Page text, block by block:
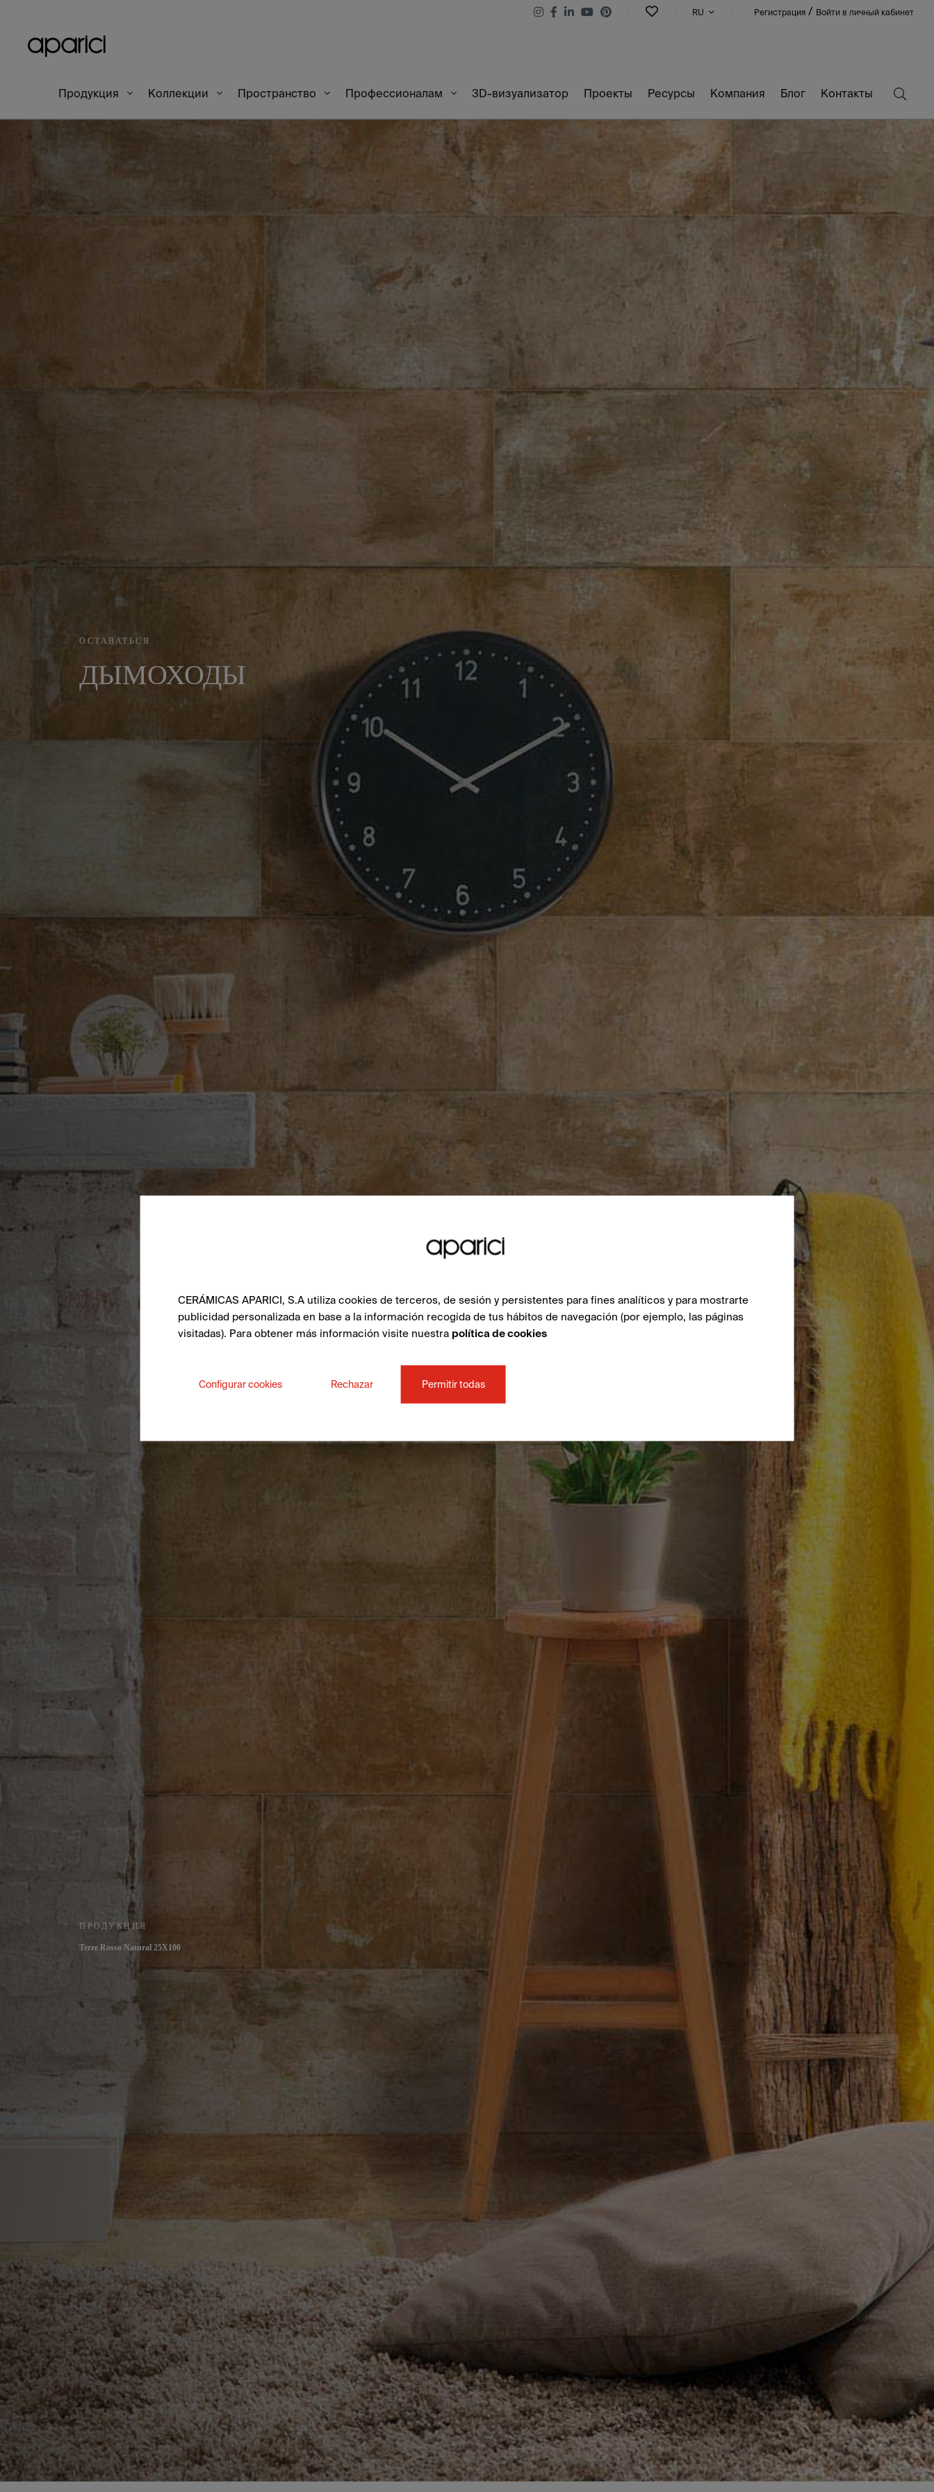
RU Регистрация / Войти в личный кабинет
Продукция Коллекции Пространство Профессионалам 3D-визуализатор Проекты Ресурсы Компания Блог Контакты
Начало Комнатные сцены Terre Rosso Natural 25X100
ОСТАВАТЬСЯ
ДЫМОХОДЫ
ПРОДУКЦИЯ
Terre Rosso Natural 25X100
CERÁMICAS APARICI, S.A utiliza cookies de terceros, de sesión y persistentes para fines analíticos y para mostrarte
publicidad personalizada en base a la información recogida de tus hábitos de navegación (por ejemplo, las páginas
visitadas). Para obtener más información visite nuestra política de cookies
Configurar cookies Rechazar Permitir todas